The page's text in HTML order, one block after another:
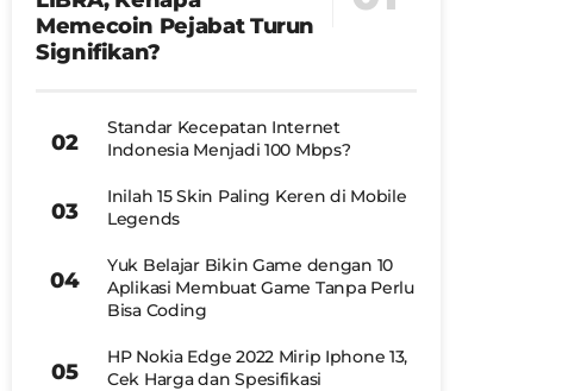
Memecoin Pejabat Turun
Signifikan?
Standar Kecepatan Internet
Indonesia Menjadi 100 Mbps?
Inilah 15 Skin Paling Keren di Mobile
Legends
Yuk Belajar Bikin Game dengan 10
Aplikasi Membuat Game Tanpa Perlu
Bisa Coding
HP Nokia Edge 2022 Mirip Iphone 13,
Cek Harga dan Spesifikasi